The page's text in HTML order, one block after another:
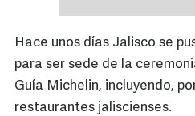
Hace unos días Jalisco se
para ser sede de la
Guía Michelin, incluyendo,
restaurantes jaliscienses.